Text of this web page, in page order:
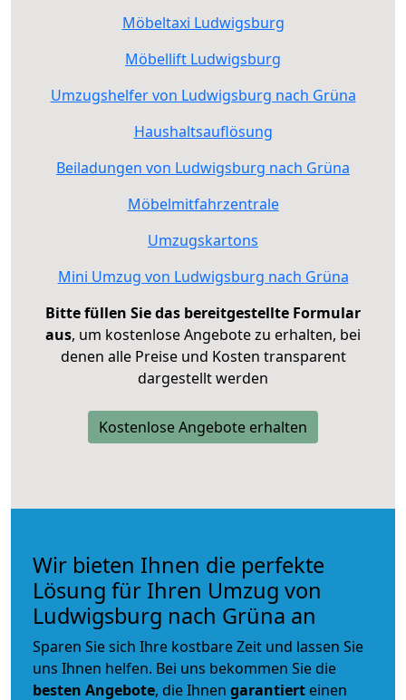
Möbeltaxi Ludwigsburg
Möbellift Ludwigsburg
Umzugshelfer von Ludwigsburg nach Grüna
Haushaltsauflösung
Beiladungen von Ludwigsburg nach Grüna
Möbelmitfahrzentrale
Umzugskartons
Mini Umzug von Ludwigsburg nach Grüna
Bitte füllen Sie das bereitgestellte Formular
aus, um kostenlose Angebote zu erhalten, bei
denen alle Preise und Kosten transparent
dargestellt werden
Kostenlose Angebote erhalten
Wir bieten Ihnen die perfekte
Lösung für Ihren Umzug von
Ludwigsburg nach Grüna an
Sparen Sie sich Ihre kostbare Zeit und lassen Sie
uns Ihnen helfen. Bei uns bekommen Sie die
besten Angebote, die Ihnen garantiert einen